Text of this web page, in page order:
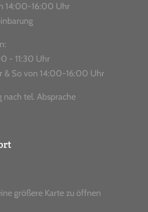
14:00-16:00 Uhr
- 11:30 Uhr
& So von 14:00-16:00 Uhr
tel. Absprache